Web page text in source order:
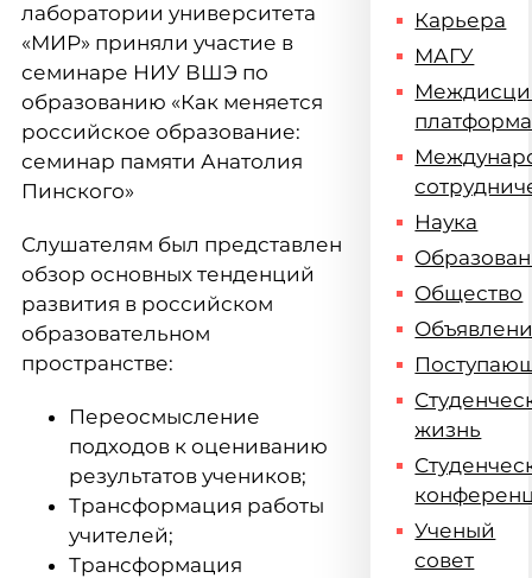
лаборатории университета
«МИР» приняли участие в
семинаре НИУ ВШЭ по
образованию «Как меняется
российское образование:
семинар памяти Анатолия
Пинского»
Слушателям был представлен
обзор основных тенденций
развития в российском
образовательном
пространстве:
Переосмысление
подходов к оцениванию
результатов учеников;
Трансформация работы
учителей;
Трансформация
Карьера
МАГУ
платформа
Наука
Общество
жизнь
Ученый
совет